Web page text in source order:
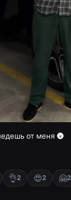
от меня 🌚
👌2 😍2 🤗2